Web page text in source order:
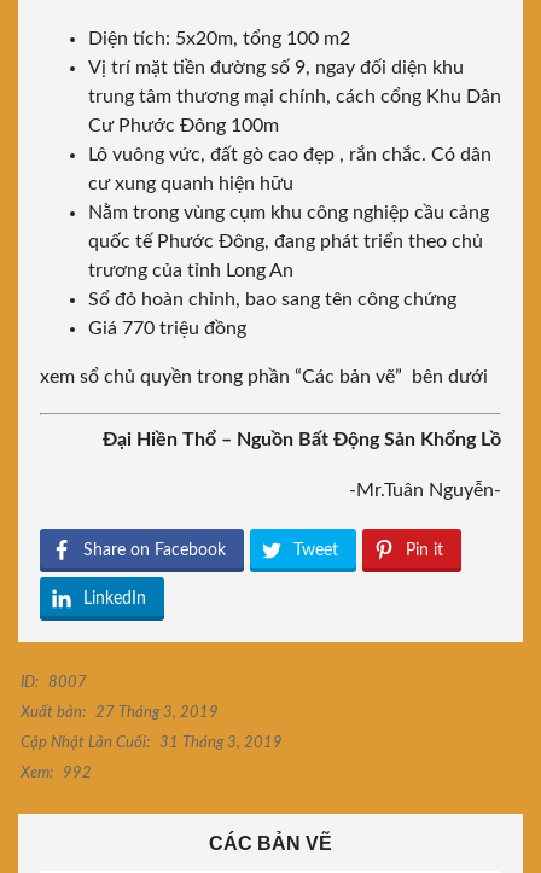
Diện tích: 5x20m, tổng 100 m2
Vị trí mặt tiền đường số 9, ngay đối diện khu
trung tâm thương mại chính, cách cổng Khu Dân
Cư Phước Đông 100m
Lô vuông vức, đất gò cao đẹp , rắn chắc. Có dân
cư xung quanh hiện hữu
Nằm trong vùng cụm khu công nghiệp cầu cảng
quốc tế Phước Đông, đang phát triển theo chủ
trương của tỉnh Long An
Sổ đỏ hoàn chỉnh, bao sang tên công chứng
Giá 770 triệu đồng
xem sổ chủ quyền trong phần “Các bản vẽ” bên dưới
Đại Hiền Thổ – Nguồn Bất Động Sản Khổng Lồ
-Mr.Tuân Nguyễn-
Share on Facebook Tweet Pin it
LinkedIn
ID:
8007
Xuất bản:
27 Tháng 3, 2019
Cập Nhật Lần Cuối:
31 Tháng 3, 2019
Xem:
992
CÁC BẢN VẼ